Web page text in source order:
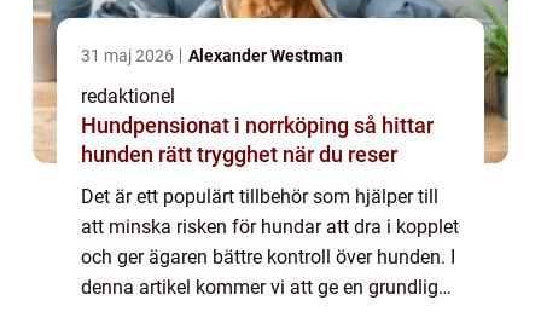
31 maj 2026 Alexander Westman
redaktionel
Hundpensionat i norrköping så hittar
hunden rätt trygghet när du reser
Det är ett populärt tillbehör som hjälper till
att minska risken för hundar att dra i kopplet
och ger ägaren bättre kontroll över hunden. I
denna artikel kommer vi att ge en grundlig